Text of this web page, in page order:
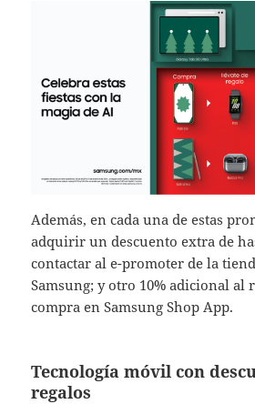
Además, en cada una de estas
adquirir un descuento extra de
contactar al e-promoter de la
Samsung; y otro 10% adicional al
compra en Samsung Shop App.
Tecnología móvil con
regalos